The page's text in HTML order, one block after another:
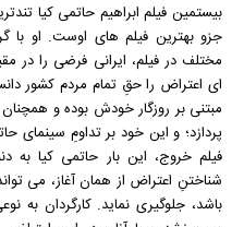
بیستمین فیلم ابراهیم حاتمی کیا
جزو بهترین فیلم های اوست. او با
مختلف در فیلم، ایرانی فرضی را در
ای اعتراض را حقِ تمام مردم کشور
مبتنی بر روزگار خودش بوده و
پردازد؛ و این خود بر تداومِ سینمای
فیلم خروج، این بار حاتمی کیا
شناختنِ اعتراض از همان آغاز، می
باشد، جلوگیری نماید. کارگردان به